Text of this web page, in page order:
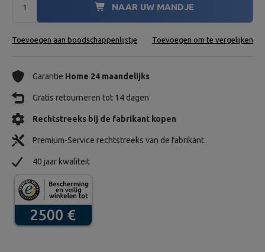
NAAR UW MANDJE
Toevoegen aan boodschappenlijstje Toevoegen om te vergelijken
Garantie Home 24 maandelijks
Gratis retourneren tot 14 dagen
Rechtstreeks bij de fabrikant kopen
Premium-Service rechtstreeks van de fabrikant.
40 jaar kwaliteit